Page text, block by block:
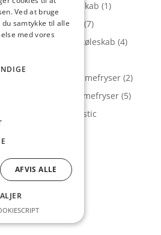
> Electrolux køleskab (1)
> Gram køleskab
(7)
> Scandomestic køleskab (4)
> Elcold kummefryser (2)
> Gram kummefryser (5)
> Scandomestic
Ved at bruge
samtykke til alle
med vores
AFVIS ALLE